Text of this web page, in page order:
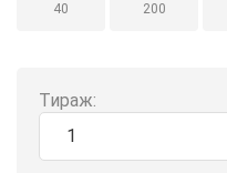
40 200
Тираж: